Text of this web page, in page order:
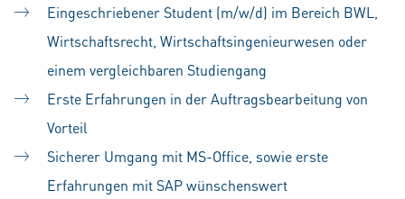
Eingeschriebener Student (m/w/d) im Bereich BWL,
Wirtschaftsrecht, Wirtschaftsingenieurwesen oder
einem vergleichbaren Studiengang
Erste Erfahrungen in der Auftragsbearbeitung von
Vorteil
Sicherer Umgang mit MS-Office, sowie erste
Erfahrungen mit SAP wünschenswert